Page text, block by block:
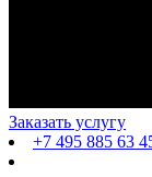
Заказать услугу
+7 495 885 63